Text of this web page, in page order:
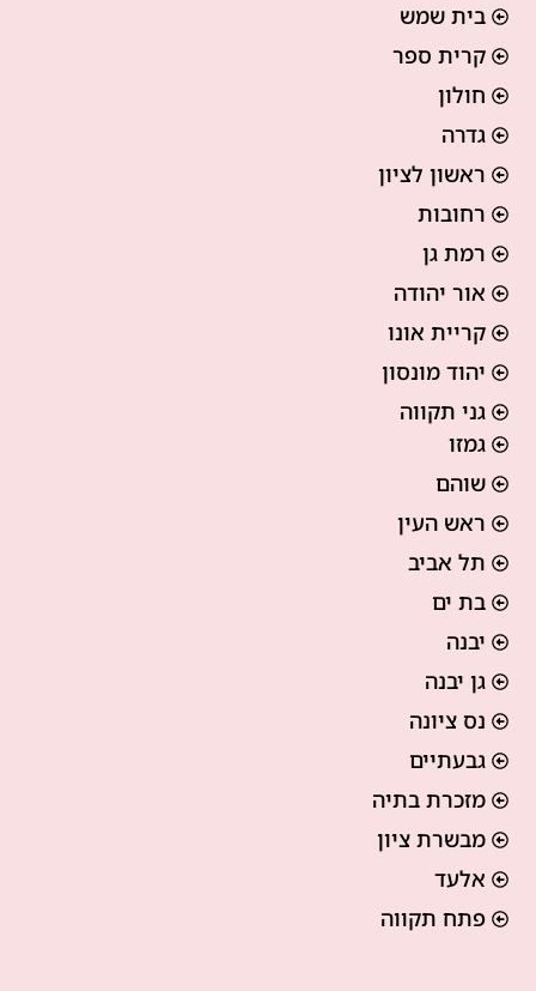
בית שמש
קרית ספר
חולון
גדרה
ראשון לציון
רחובות
רמת גן
אור יהודה
קריית אונו
יהוד מונסון
גני תקווה
גמזו
שוהם
ראש העין
תל אביב
בת ים
יבנה
גן יבנה
נס ציונה
גבעתיים
מזכרת בתיה
מבשרת ציון
אלעד
פתח תקווה